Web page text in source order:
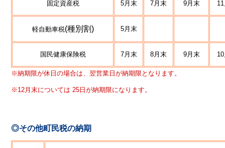
固定資産税 5月末 7月末 9月末
軽自動車税(種別割) 5月末
国民健康保険税 7月末 8月末 9月末
※納期限が休日の場合は、翌営業日が納期限となります。
※12月末については 25日が納期限になります。
◎その他町民税の納期